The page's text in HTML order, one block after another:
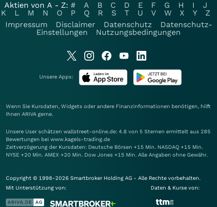
Aktien von A - Z: # A B C D E F G H I
J
K
L M N O P Q R S T U V W X Y
Z
Impressum
Disclaimer Datenschutz
Datenschutz-
Einstellungen
Nutzungsbedingungen
Unsere Apps:
Wenn Sie Kursdaten, Widgets oder andere Finanzinformationen benötigen, hilft
Ihnen ARIVA gerne.
Unsere User schätzen wallstreet-online.de: 4.8 von 5 Sternen ermittelt aus 285
Bewertungen bei www.kagels-trading.de
Zeitverzögerung der Kursdaten: Deutsche Börsen +15 Min. NASDAQ +15 Min.
NYSE +20 Min. AMEX +20 Min. Dow Jones +15 Min. Alle Angaben ohne Gewähr.
Copyright © 1998-2026 Smartbroker Holding AG - Alle Rechte vorbehalten.
Mit Unterstützung von:
Daten & Kurse von: